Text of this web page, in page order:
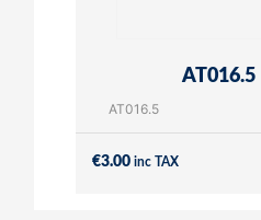
AT016.5
AT016.5
€3.00 inc TAX